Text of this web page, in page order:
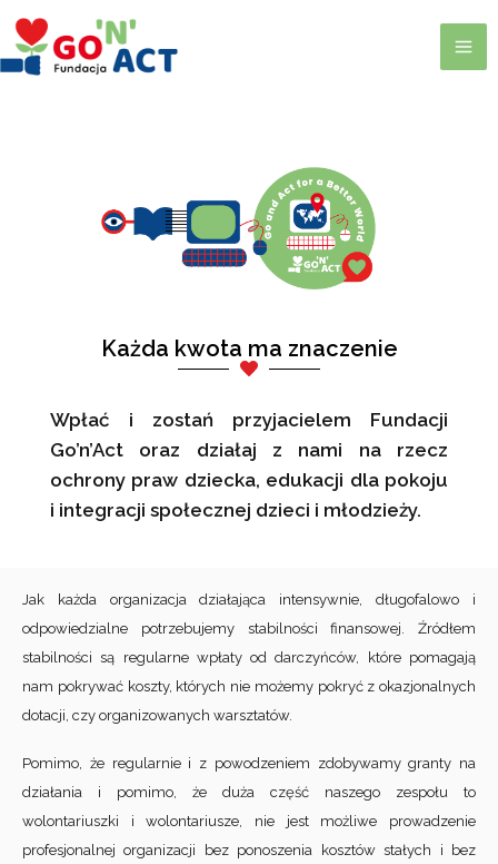
navigation
content
Każda kwota ma znaczenie
Wpłać i zostań przyjacielem Fundacji
Go’n’Act oraz działaj z nami na rzecz
ochrony praw dziecka, edukacji dla pokoju
i integracji społecznej dzieci i młodzieży.
Jak każda organizacja działająca intensywnie, długofalowo i
odpowiedzialne potrzebujemy stabilności finansowej. Źródłem
stabilności są regularne wpłaty od darczyńców, które pomagają
nam pokrywać koszty, których nie możemy pokryć z okazjonalnych
dotacji, czy organizowanych warsztatów.
Pomimo, że regularnie i z powodzeniem zdobywamy granty na
działania i pomimo, że duża część naszego zespołu to
wolontariuszki i wolontariusze, nie jest możliwe prowadzenie
profesjonalnej organizacji bez ponoszenia kosztów stałych i bez